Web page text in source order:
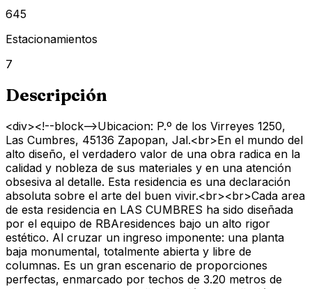
645
Estacionamientos
7
Descripción
<div><!--block-->Ubicacion: P.º de los Virreyes 1250,
Las Cumbres, 45136 Zapopan, Jal.<br>En el mundo del
alto diseño, el verdadero valor de una obra radica en la
calidad y nobleza de sus materiales y en una atención
obsesiva al detalle. Esta residencia es una declaración
absoluta sobre el arte del buen vivir.<br><br>Cada area
de esta residencia en LAS CUMBRES ha sido diseñada
por el equipo de RBAresidences bajo un alto rigor
estético. Al cruzar un ingreso imponente: una planta
baja monumental, totalmente abierta y libre de
columnas. Es un gran escenario de proporciones
perfectas, enmarcado por techos de 3.20 metros de